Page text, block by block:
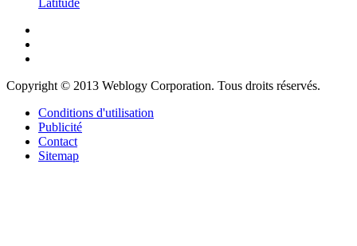
Latitude
Copyright © 2013 Weblogy Corporation. Tous droits réservés.
Conditions d'utilisation
Publicité
Contact
Sitemap